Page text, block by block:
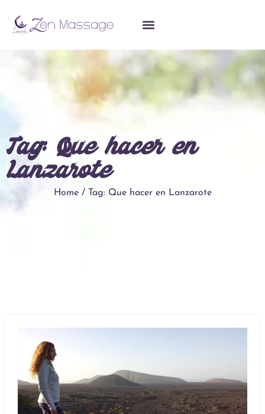
Tag: Que hacer en
Lanzarote
Home / Tag: Que hacer en Lanzarote